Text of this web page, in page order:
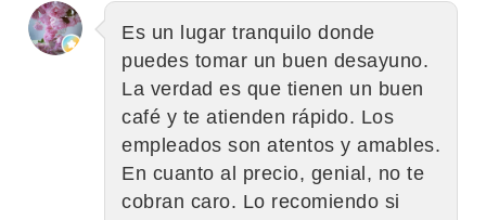
Es un lugar tranquilo donde
puedes tomar un buen desayuno.
La verdad es que tienen un buen
café y te atienden rápido. Los
empleados son atentos y amables.
En cuanto al precio, genial, no te
cobran caro. Lo recomiendo si